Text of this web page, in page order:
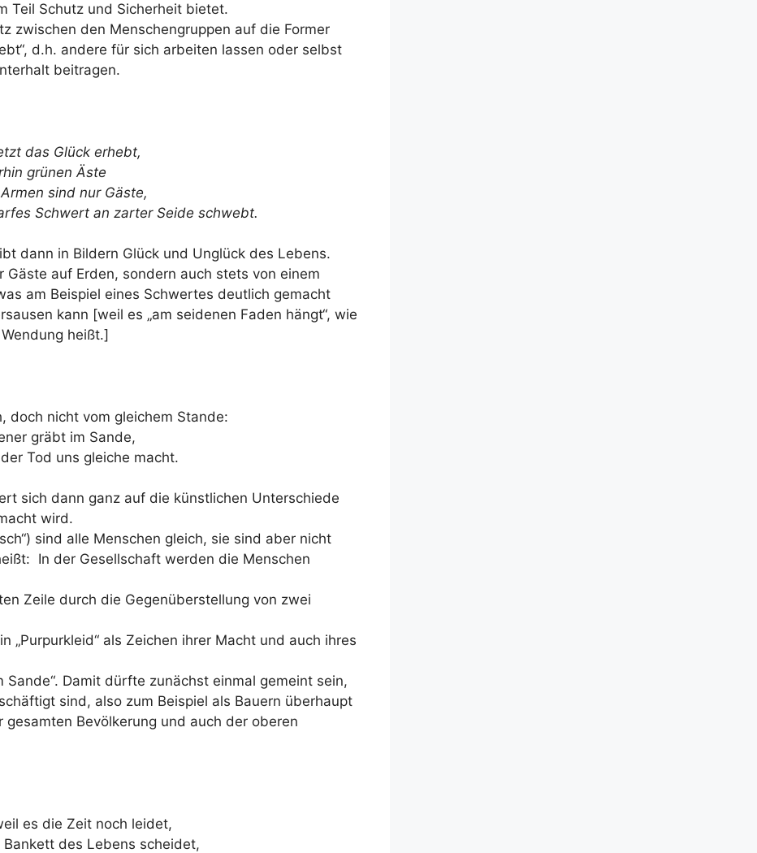
Teil Schutz und Sicherheit bietet.
zwischen den Menschengruppen auf die Former
d.h. andere für sich arbeiten lassen oder selbst
beitragen.
das Glück erhebt,
grünen Äste
sind nur Gäste,
Schwert an zarter Seide schwebt.
dann in Bildern Glück und Unglück des Lebens.
Gäste auf Erden, sondern auch stets von einem
am Beispiel eines Schwertes deutlich gemacht
kann [weil es „am seidenen Faden hängt“, wie
heißt.]
doch nicht vom gleichem Stande:
gräbt im Sande,
Tod uns gleiche macht.
sich dann ganz auf die künstlichen Unterschiede
wird.
sind alle Menschen gleich, sie sind aber nicht
In der Gesellschaft werden die Menschen
Zeile durch die Gegenüberstellung von zwei
„Purpurkleid“ als Zeichen ihrer Macht und auch ihres
Sande“. Damit dürfte zunächst einmal gemeint sein,
sind, also zum Beispiel als Bauern überhaupt
Bevölkerung und auch der oberen
es die Zeit noch leidet,
des Lebens scheidet,